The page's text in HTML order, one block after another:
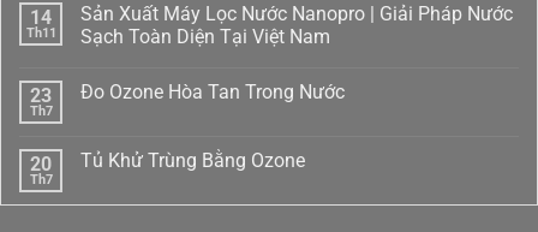
bình
luận
ở
Xuất
Tại
TP.HCM
–
14
Th11
Sản Xuất Máy Lọc Nước Nanopro | Giải Pháp Nước
Sạch Toàn Diện Tại Việt Nam
bình
Xuất
Máy
Nước
23
Th7
Đo Ozone Hòa Tan Trong Nước
bình
luận
Ozone
20
Th7
Tủ Khử Trùng Bằng Ozone
có